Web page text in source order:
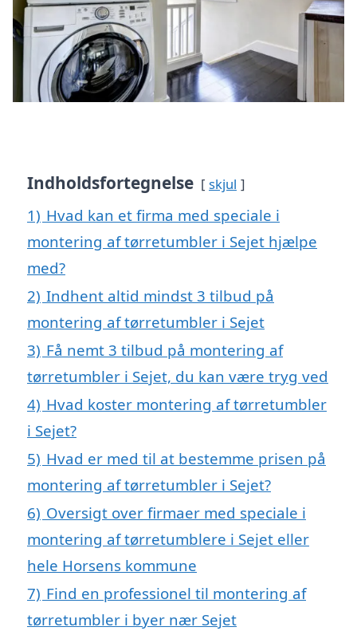
Indholdsfortegnelse skjul
1) Hvad kan et firma med speciale i
montering af tørretumbler i Sejet hjælpe
med?
2) Indhent altid mindst 3 tilbud på
montering af tørretumbler i Sejet
3) Få nemt 3 tilbud på montering af
tørretumbler i Sejet, du kan være tryg ved
4) Hvad koster montering af tørretumbler
i Sejet?
5) Hvad er med til at bestemme prisen på
montering af tørretumbler i Sejet?
6) Oversigt over firmaer med speciale i
montering af tørretumblere i Sejet eller
hele Horsens kommune
7) Find en professionel til montering af
tørretumbler i byer nær Sejet